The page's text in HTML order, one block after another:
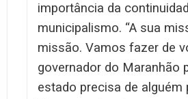
importância da
municipalismo. “A sua
missão. Vamos fazer de
governador do Maranhão
estado precisa de alguém